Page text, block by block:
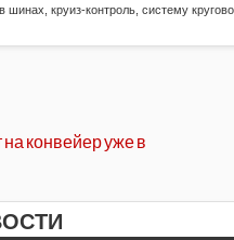
шинах, круиз-контроль, систему
на конвейер уже в